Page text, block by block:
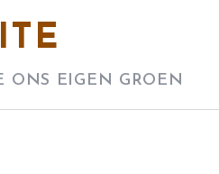
ONS EIGEN GROEN